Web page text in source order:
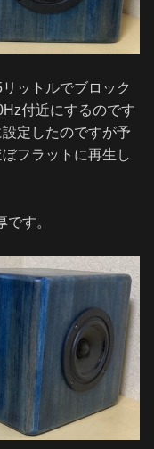
ットルでブロック
付近にするのです
定したのですが予
フラットに再生し
す。